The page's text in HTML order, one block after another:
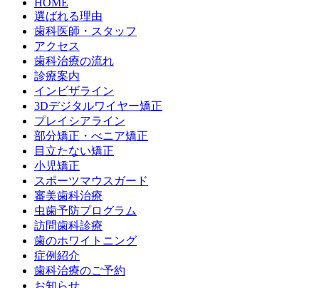
選ばれる理由
歯科医師・スタッフ
アクセス
歯科治療の流れ
診療案内
インビザライン
3Dデジタルワイヤー矯正
プレイシアライン
部分矯正・べニア矯正
目立たない矯正
小児矯正
スポーツマウスガード
審美歯科治療
虫歯予防プログラム
訪問歯科診療
歯のホワイトニング
症例紹介
歯科治療のご予約
お知らせ